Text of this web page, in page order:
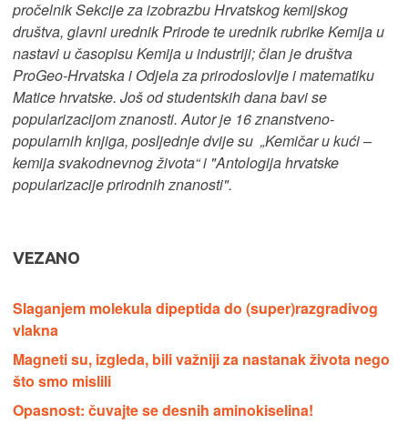
pročelnik Sekcije za izobrazbu Hrvatskog kemijskog
društva, glavni urednik Prirode te urednik rubrike Kemija u
nastavi u časopisu Kemija u industriji; član je društva
ProGeo-Hrvatska i Odjela za prirodoslovlje i matematiku
Matice hrvatske. Još od studentskih dana bavi se
popularizacijom znanosti. Autor je 16 znanstveno-
popularnih knjiga, posljednje dvije su „Kemičar u kući –
kemija svakodnevnog života“ i "Antologija hrvatske
popularizacije prirodnih znanosti".
VEZANO
Slaganjem molekula dipeptida do (super)razgradivog
vlakna
Magneti su, izgleda, bili važniji za nastanak života nego
što smo mislili
Opasnost: čuvajte se desnih aminokiselina!